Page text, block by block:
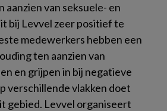
aanzien van seksuele- en
bij Levvel zeer positief te
medewerkers hebben een
ten aanzien van
en grijpen in bij negatieve
verschillende vlakken doet
gebied. Levvel organiseert